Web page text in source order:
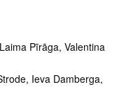
Pīrāga, Valentina
Ieva Damberga,